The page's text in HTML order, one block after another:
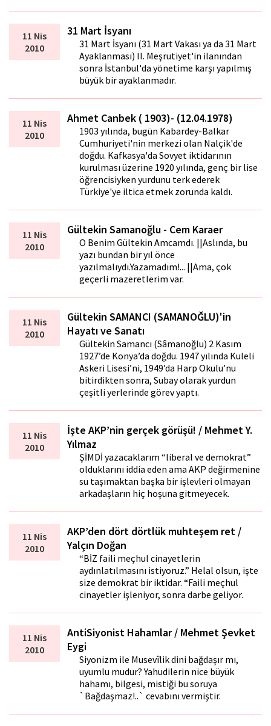
11 Nis
2010
31 Mart İsyanı
31 Mart İsyanı (31 Mart Vakası ya da 31 Mart
Ayaklanması) II. Meşrutiyet'in ilanından
sonra İstanbul'da yönetime karşı yapılmış
büyük bir ayaklanmadır.
11 Nis
2010
Ahmet Canbek ( 1903)- (12.04.1978)
1903 yılında, bugün Kabardey-Balkar
Cumhuriyeti'nin merkezi olan Nalçik'de
doğdu. Kafkasya'da Sovyet iktidarının
kurulması üzerine 1920 yılında, genç bir lise
öğrencisiyken yurdunu terk ederek
Türkiye'ye iltica etmek zorunda kaldı.
11 Nis
2010
Gültekin Samanoğlu - Cem Karaer
O Benim Gültekin Amcamdı. ||Aslında, bu
yazı bundan bir yıl önce
yazılmalıydı.Yazamadım!... ||Ama, çok
geçerli mazeretlerim var.
11 Nis
2010
Gültekin SAMANCI (SAMANOĞLU)'in
Hayatı ve Sanatı
Gültekin Samancı (Sâmanoğlu) 2 Kasım
1927’de Konya’da doğdu. 1947 yılında Kuleli
Askeri Lisesi’ni, 1949’da Harp Okulu’nu
bitirdikten sonra, Subay olarak yurdun
çeşitli yerlerinde görev yaptı.
11 Nis
2010
İşte AKP’nin gerçek görüşü! / Mehmet Y.
Yılmaz
ŞİMDİ yazacaklarım “liberal ve demokrat”
olduklarını iddia eden ama AKP değirmenine
su taşımaktan başka bir işlevleri olmayan
arkadaşların hiç hoşuna gitmeyecek.
11 Nis
2010
AKP’den dört dörtlük muhteşem ret /
Yalçın Doğan
“BİZ faili meçhul cinayetlerin
aydınlatılmasını istiyoruz.” Helal olsun, işte
size demokrat bir iktidar. “Faili meçhul
cinayetler işleniyor, sonra darbe geliyor.
11 Nis
2010
AntiSiyonist Hahamlar / Mehmet Şevket
Eygi
Siyonizm ile Musevîlik dini bağdaşır mı,
uyumlu mudur? Yahudilerin nice büyük
hahamı, bilgesi, mistiği bu soruya
`Bağdaşmaz!..` cevabını vermiştir.